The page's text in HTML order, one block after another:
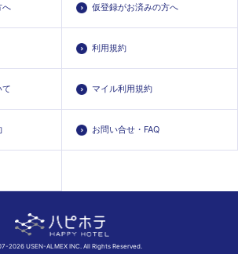
へ 仮登録がお済みの方へ
利用規約
て マイル利用規約
お問い合せ・FAQ
2026 USEN-ALMEX INC. All Rights Reserved.